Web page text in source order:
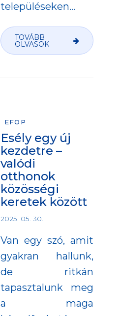
településeken...
TOVÁBB
OLVASOK
EFOP
Esély egy új
kezdetre –
valódi
otthonok
közösségi
keretek között
2025. 05. 30.
Van egy szó, amit
gyakran hallunk,
de ritkán
tapasztalunk meg
a maga